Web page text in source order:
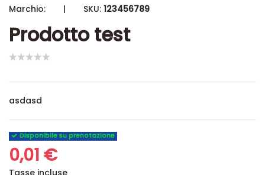
Marchio: | SKU: 123456789
Prodotto test
asdasd
Disponibile su prenotazione
0,01 €